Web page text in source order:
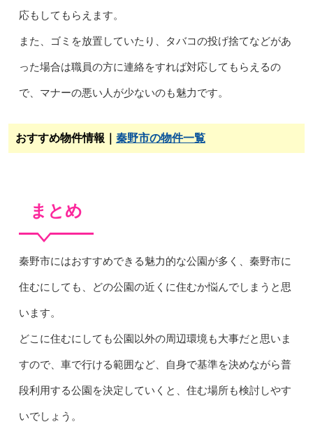
応もしてもらえます。
また、ゴミを放置していたり、タバコの投げ捨てなどがあ
った場合は職員の方に連絡をすれば対応してもらえるの
で、マナーの悪い人が少ないのも魅力です。
おすすめ物件情報｜ 秦野市の物件一覧
まとめ
秦野市にはおすすめできる魅力的な公園が多く、秦野市に
住むにしても、どの公園の近くに住むか悩んでしまうと思
います。
どこに住むにしても公園以外の周辺環境も大事だと思いま
すので、車で行ける範囲など、自身で基準を決めながら普
段利用する公園を決定していくと、住む場所も検討しやす
いでしょう。